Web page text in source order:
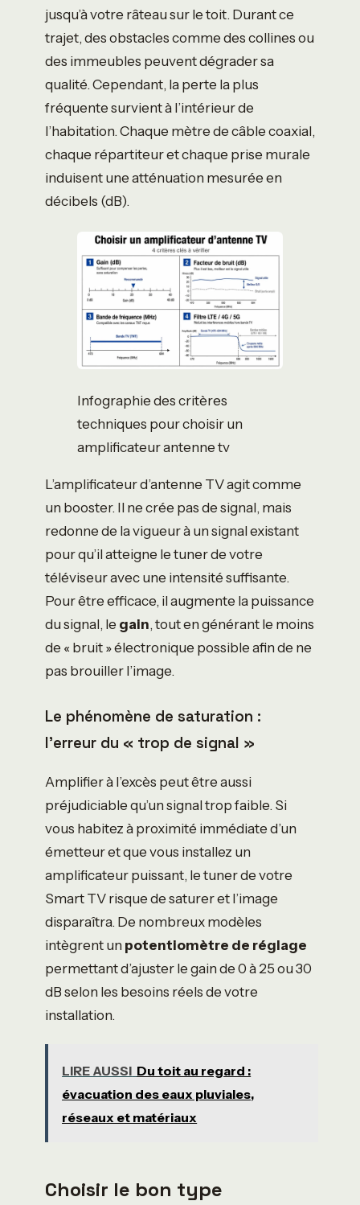
jusqu’à votre râteau sur le toit. Durant ce
trajet, des obstacles comme des collines ou
des immeubles peuvent dégrader sa
qualité. Cependant, la perte la plus
fréquente survient à l’intérieur de
l’habitation. Chaque mètre de câble coaxial,
chaque répartiteur et chaque prise murale
induisent une atténuation mesurée en
décibels (dB).
Infographie des critères
techniques pour choisir un
amplificateur antenne tv
L’amplificateur d’antenne TV agit comme
un booster. Il ne crée pas de signal, mais
redonne de la vigueur à un signal existant
pour qu’il atteigne le tuner de votre
téléviseur avec une intensité suffisante.
Pour être efficace, il augmente la puissance
du signal, le gain, tout en générant le moins
de « bruit » électronique possible afin de ne
pas brouiller l’image.
Le phénomène de saturation :
l’erreur du « trop de signal »
Amplifier à l’excès peut être aussi
préjudiciable qu’un signal trop faible. Si
vous habitez à proximité immédiate d’un
émetteur et que vous installez un
amplificateur puissant, le tuner de votre
Smart TV risque de saturer et l’image
disparaîtra. De nombreux modèles
intègrent unpotentiomètre de réglage
permettant d’ajuster le gain de 0 à 25 ou 30
dB selon les besoins réels de votre
installation.
LIRE AUSSI Du toit au regard :
évacuation des eaux pluviales,
réseaux et matériaux
Choisir le bon type